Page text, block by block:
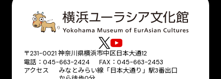
〒231-0021 神奈川県横浜市中区日本大通12
電話：045-663-2424 FAX：045-663-2453
アクセス
みなとみらい線「日本大通り」駅3番出口